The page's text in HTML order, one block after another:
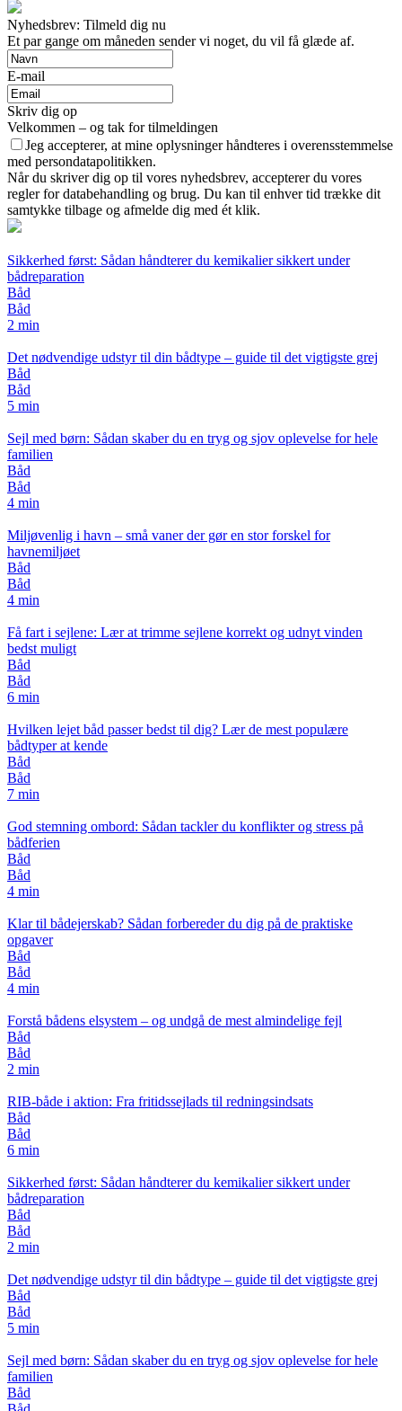
Nyhedsbrev: Tilmeld dig nu
Et par gange om måneden sender vi noget, du vil få glæde af.
E-mail
Skriv dig op
Velkommen – og tak for tilmeldingen
Jeg accepterer, at mine oplysninger håndteres i overensstemmelse
med persondatapolitikken.
Når du skriver dig op til vores nyhedsbrev, accepterer du vores
regler for databehandling og brug. Du kan til enhver tid trække dit
samtykke tilbage og afmelde dig med ét klik.
Sikkerhed først: Sådan håndterer du kemikalier sikkert under
bådreparation
Båd
Båd
2 min
Det nødvendige udstyr til din bådtype – guide til det vigtigste grej
Båd
Båd
5 min
Sejl med børn: Sådan skaber du en tryg og sjov oplevelse for hele
familien
Båd
Båd
4 min
Miljøvenlig i havn – små vaner der gør en stor forskel for
havnemiljøet
Båd
Båd
4 min
Få fart i sejlene: Lær at trimme sejlene korrekt og udnyt vinden
bedst muligt
Båd
Båd
6 min
Hvilken lejet båd passer bedst til dig? Lær de mest populære
bådtyper at kende
Båd
Båd
7 min
God stemning ombord: Sådan tackler du konflikter og stress på
bådferien
Båd
Båd
4 min
Klar til bådejerskab? Sådan forbereder du dig på de praktiske
opgaver
Båd
Båd
4 min
Forstå bådens elsystem – og undgå de mest almindelige fejl
Båd
Båd
2 min
RIB-både i aktion: Fra fritidssejlads til redningsindsats
Båd
Båd
6 min
Sikkerhed først: Sådan håndterer du kemikalier sikkert under
bådreparation
Båd
Båd
2 min
Det nødvendige udstyr til din bådtype – guide til det vigtigste grej
Båd
Båd
5 min
Sejl med børn: Sådan skaber du en tryg og sjov oplevelse for hele
familien
Båd